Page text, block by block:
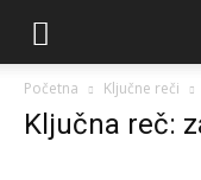
Početna Ključne reči
Ključna reč: